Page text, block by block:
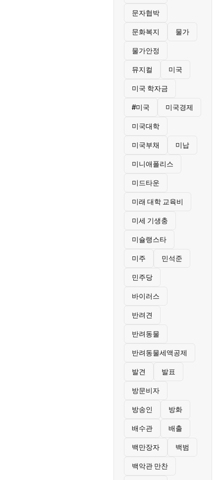
문자협박
문화복지 물가
물가안정
뮤지컬 미국
미국 학자금
#미국 미국경제
미국대학
미국부채 미납
미니애폴리스
미드타운
미래 대학 교육비
미세 기생충
미슐랭스타
미주 민석준
민주당
바이러스
반려견
반려동물
반려동물세액공제
발견 발표
방문비자
방송인 방화
배수관 배출
백만장자 백범
백악관 만찬